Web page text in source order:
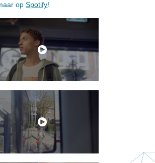
opSpotify!